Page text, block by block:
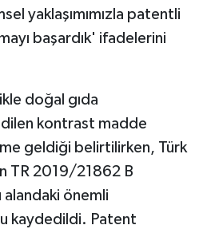
yaklaşımımızla patentli
başardık' ifadelerini
doğal gıda
kontrast madde
geldiği belirtilirken, Türk
TR 2019/21862 B
alandaki önemli
kaydedildi. Patent